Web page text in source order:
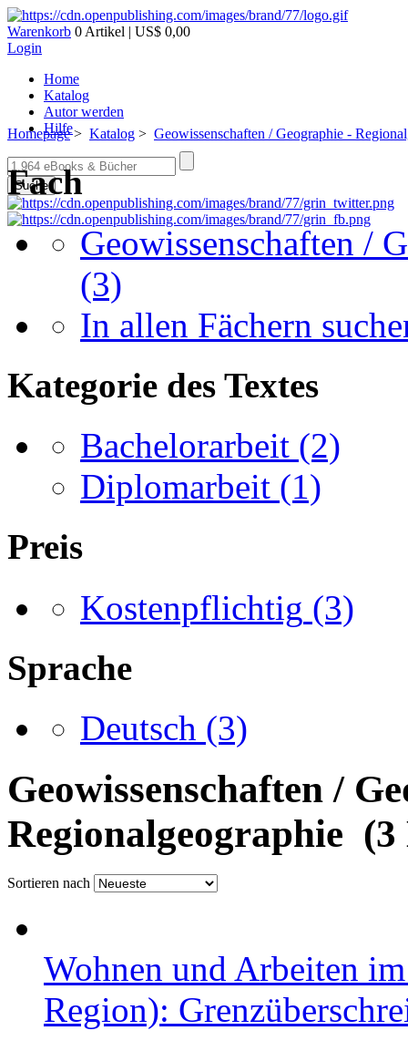
Warenkorb 0 Artikel | US$ 0,00
Login
Home
Katalog
Autor werden
Hilfe
Suche
Homepage> Katalog > Geowissenschaften / Geographie -
Fach
Geowissenschaften /
(3)
In allen Fächern
Kategorie des Textes
Bachelorarbeit (2)
Diplomarbeit (1)
Preis
Kostenpflichtig (3)
Sprache
Deutsch (3)
Geowissenschaften /
Regionalgeographie (3
Sortieren nach
Wohnen und Arbeiten
Region):